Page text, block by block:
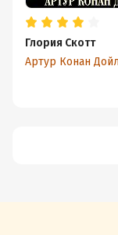
Глория Скотт
Артур Конан